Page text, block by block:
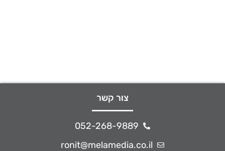
צור קשר
052-268-9889
ronit@melamedia.co.il